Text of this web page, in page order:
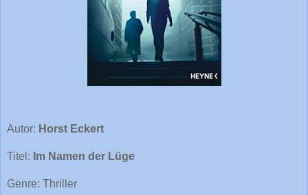
Autor: Horst Eckert
Titel: Im Namen der Lüge
Genre: Thriller